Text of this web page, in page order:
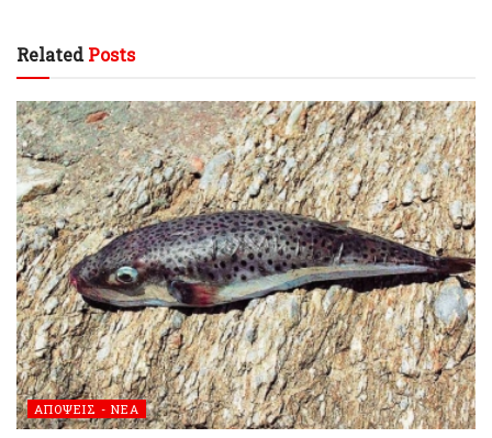
RelatedPosts
ΑΠΟΨΕΙΣ - ΝΕΑ